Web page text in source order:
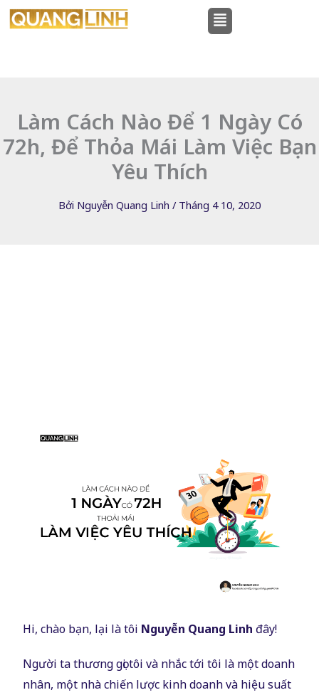
Nhảy
tới
Menu
Làm Cách Nào Để 1 Ngày Có
72h, Để Thỏa Mái Làm Việc Bạn
Yêu Thích
Bởi Nguyễn Quang Linh / Tháng 4 10, 2020
Hi, chào bạn, lại là tôi Nguyễn Quang Linh đây!
Người ta thương gọi tôi và nhắc tới tôi là một doanh
nhân, một nhà chiến lược kinh doanh và hiệu suất